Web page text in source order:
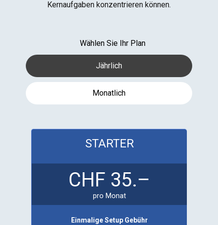
Kernaufgaben konzentrieren können.
Wählen Sie Ihr Plan
Jährlich
Monatlich
STARTER
CHF 35.–
pro Monat
Einmalige Setup Gebühr